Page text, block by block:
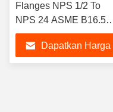
Flanges NPS 1/2 To
NPS 24 ASME B16.5
LJRF 1500LB dalam
Lingkungan Industri
Tekanan Tinggi
Dapatkan Harga